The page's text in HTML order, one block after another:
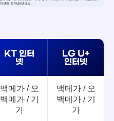
KT 인터
넷
LG U+
인터넷
백메가 / 오
백메가 / 기
가
백메가 / 오
백메가 / 기
가